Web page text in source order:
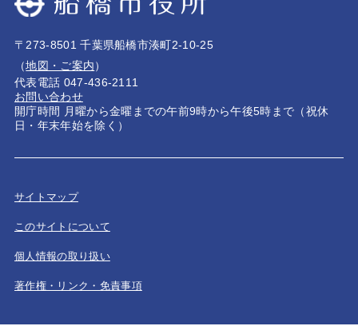
〒273-8501 千葉県船橋市湊町2-10-25
（地図・ご案内）
代表電話 047-436-2111
お問い合わせ
開庁時間 月曜から金曜までの午前9時から午後5時まで（祝休
日・年末年始を除く）
サイトマップ
このサイトについて
個人情報の取り扱い
著作権・リンク・免責事項